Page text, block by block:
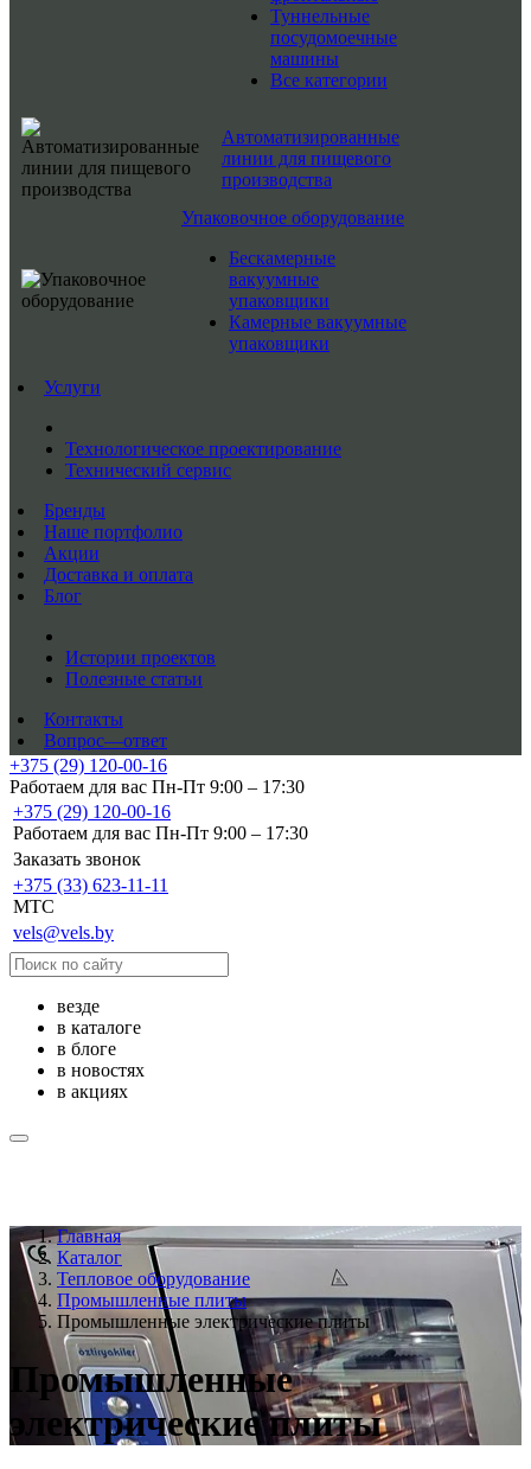
Туннельные
посудомоечные
машины
Все категории
Автоматизированные
линии для пищевого
производства
Упаковочное оборудование
Бескамерные
вакуумные
упаковщики
Камерные вакуумные
упаковщики
Услуги
Технологическое проектирование
Технический сервис
Бренды
Наше портфолио
Акции
Доставка и оплата
Блог
Истории проектов
Полезные статьи
Контакты
Вопрос—ответ
+375 (29) 120-00-16
Работаем для вас Пн-Пт 9:00 – 17:30
+375 (29) 120-00-16
Работаем для вас Пн-Пт 9:00 – 17:30
Заказать звонок
+375 (33) 623-11-11
MTC
vels@vels.by
везде
в каталоге
в блоге
в новостях
в акциях
Главная
Каталог
Тепловое оборудование
Промышленные плиты
Промышленные электрические плиты
Промышленные
электрические плиты